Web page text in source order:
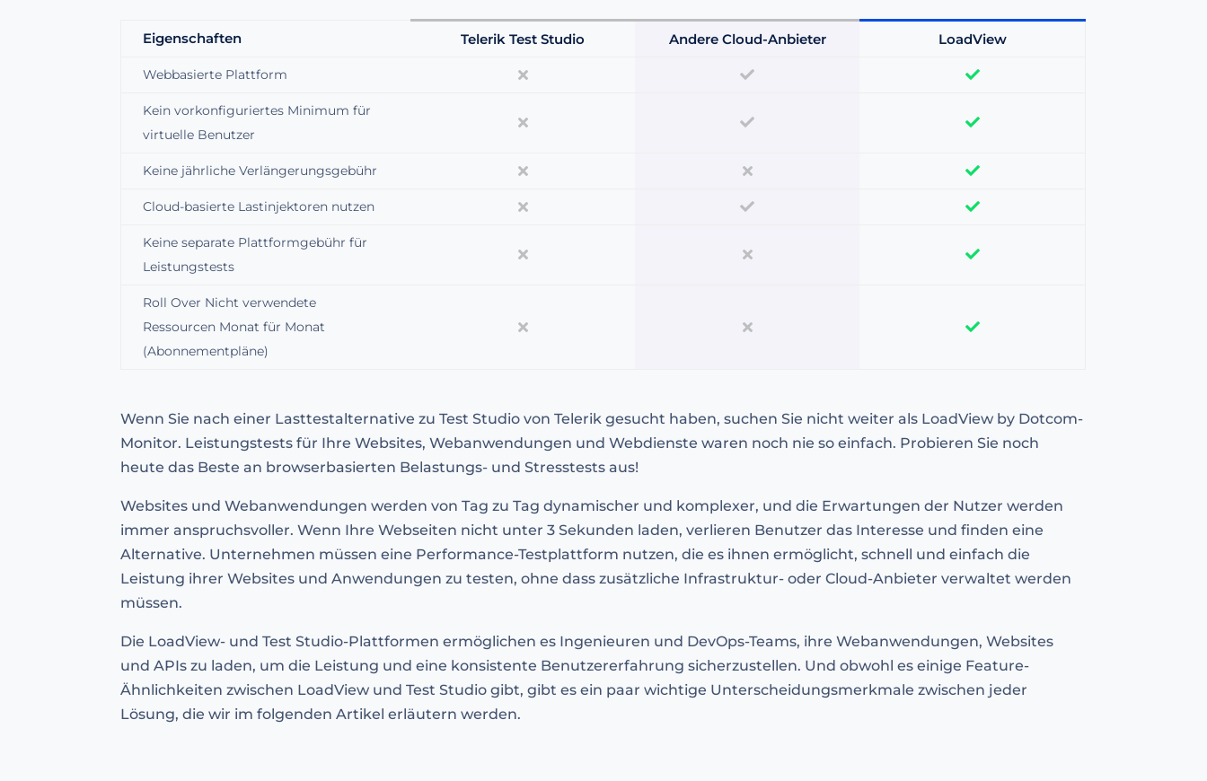
Eigenschaften Telerik Test Studio Andere Cloud-Anbieter LoadView
Webbasierte Plattform
Kein vorkonfiguriertes Minimum für
virtuelle Benutzer
Keine jährliche Verlängerungsgebühr
Cloud-basierte Lastinjektoren nutzen
Keine separate Plattformgebühr für
Leistungstests
Roll Over Nicht verwendete
Ressourcen Monat für Monat
(Abonnementpläne)
Wenn Sie nach einer Lasttestalternative zu Test Studio von Telerik gesucht haben, suchen Sie nicht weiter als LoadView by Dotcom-
Monitor. Leistungstests für Ihre Websites, Webanwendungen und Webdienste waren noch nie so einfach. Probieren Sie noch
heute das Beste an browserbasierten Belastungs- und Stresstests aus!
Websites und Webanwendungen werden von Tag zu Tag dynamischer und komplexer, und die Erwartungen der Nutzer werden
immer anspruchsvoller. Wenn Ihre Webseiten nicht unter 3 Sekunden laden, verlieren Benutzer das Interesse und finden eine
Alternative. Unternehmen müssen eine Performance-Testplattform nutzen, die es ihnen ermöglicht, schnell und einfach die
Leistung ihrer Websites und Anwendungen zu testen, ohne dass zusätzliche Infrastruktur- oder Cloud-Anbieter verwaltet werden
müssen.
Die LoadView- und Test Studio-Plattformen ermöglichen es Ingenieuren und DevOps-Teams, ihre Webanwendungen, Websites
und APIs zu laden, um die Leistung und eine konsistente Benutzererfahrung sicherzustellen. Und obwohl es einige Feature-
Ähnlichkeiten zwischen LoadView und Test Studio gibt, gibt es ein paar wichtige Unterscheidungsmerkmale zwischen jeder
Lösung, die wir im folgenden Artikel erläutern werden.